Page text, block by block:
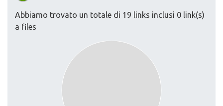
Abbiamo trovato un totale di 19 links inclusi 0 link(s)
a files